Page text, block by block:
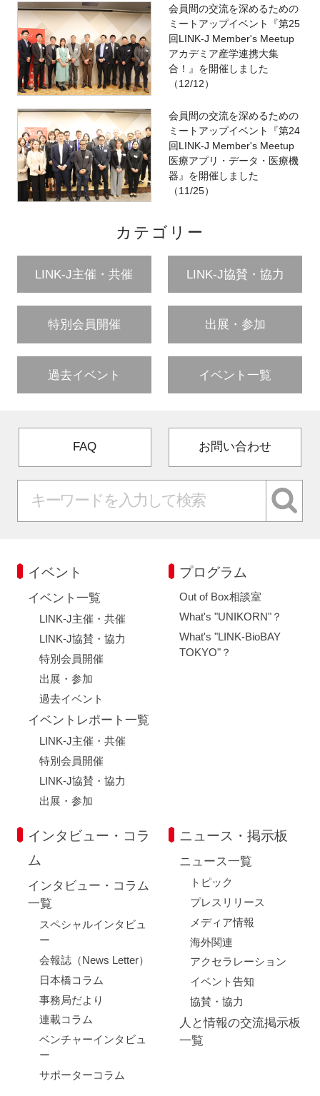
会員間の交流を深めるための
ミートアップイベント『第25
回LINK-J Member's Meetup
アカデミア産学連携大集
合！』を開催しました
（12/12）
会員間の交流を深めるための
ミートアップイベント『第24
回LINK-J Member's Meetup
医療アプリ・データ・医療機
器』を開催しました
（11/25）
カテゴリー
LINK-J主催・共催 LINK-J協賛・協力
特別会員開催 出展・参加
過去イベント イベント一覧
FAQ お問い合わせ
イベント
イベント一覧
LINK-J主催・共催
LINK-J協賛・協力
特別会員開催
出展・参加
過去イベント
イベントレポート一覧
LINK-J主催・共催
特別会員開催
LINK-J協賛・協力
出展・参加
プログラム
Out of Box相談室
What's "UNIKORN"？
What's "LINK-BioBAY
TOKYO"？
インタビュー・コラ
ム
インタビュー・コラム
一覧
スペシャルインタビュ
ー
会報誌（News Letter）
日本橋コラム
事務局だより
連載コラム
ベンチャーインタビュ
ー
サポーターコラム
ニュース・掲示板
ニュース一覧
トピック
プレスリリース
メディア情報
海外関連
アクセラレーション
イベント告知
協賛・協力
人と情報の交流掲示板
一覧